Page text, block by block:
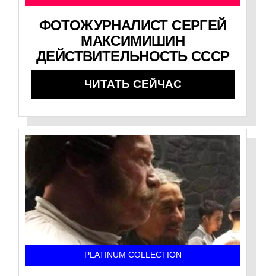
ФОТОЖУРНАЛИСТ СЕРГЕЙ
МАКСИМИШИН
ДЕЙСТВИТЕЛЬНОСТЬ СССР
ЧИТАТЬ СЕЙЧАС
PLATINUM COLLECTION